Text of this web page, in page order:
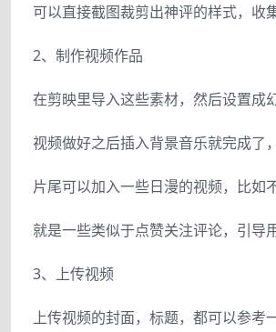
可以直接截图裁剪出神评的样式，收
2、制作视频作品
在剪映里导入这些素材，然后设置成
视频做好之后插入背景音乐就完成了
片尾可以加入一些日漫的视频，比如
就是一些类似于点赞关注评论，引导
3、上传视频
上传视频的封面，标题，都可以参考